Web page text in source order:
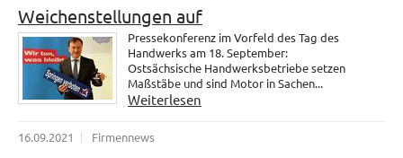
Weichenstellungen auf
Pressekonferenz im Vorfeld des Tag des
Handwerks am 18. September:
Ostsächsische Handwerksbetriebe setzen
Maßstäbe und sind Motor in Sachen...
Weiterlesen
16.09.2021 Firmennews